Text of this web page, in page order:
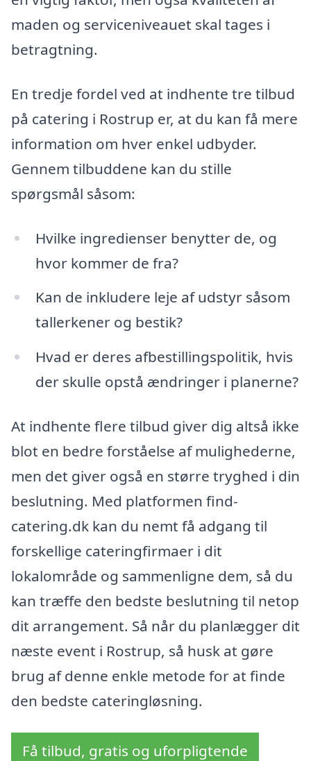
maden og serviceniveauet skal tages i
betragtning.
En tredje fordel ved at indhente tre tilbud
på catering i Rostrup er, at du kan få mere
information om hver enkel udbyder.
Gennem tilbuddene kan du stille
spørgsmål såsom:
Hvilke ingredienser benytter de, og
hvor kommer de fra?
Kan de inkludere leje af udstyr såsom
tallerkener og bestik?
Hvad er deres afbestillingspolitik, hvis
der skulle opstå ændringer i planerne?
At indhente flere tilbud giver dig altså ikke
blot en bedre forståelse af mulighederne,
men det giver også en større tryghed i din
beslutning. Med platformen find-
catering.dk kan du nemt få adgang til
forskellige cateringfirmaer i dit
lokalområde og sammenligne dem, så du
kan træffe den bedste beslutning til netop
dit arrangement. Så når du planlægger dit
næste event i Rostrup, så husk at gøre
brug af denne enkle metode for at finde
den bedste cateringløsning.
Få tilbud, gratis og uforpligtende